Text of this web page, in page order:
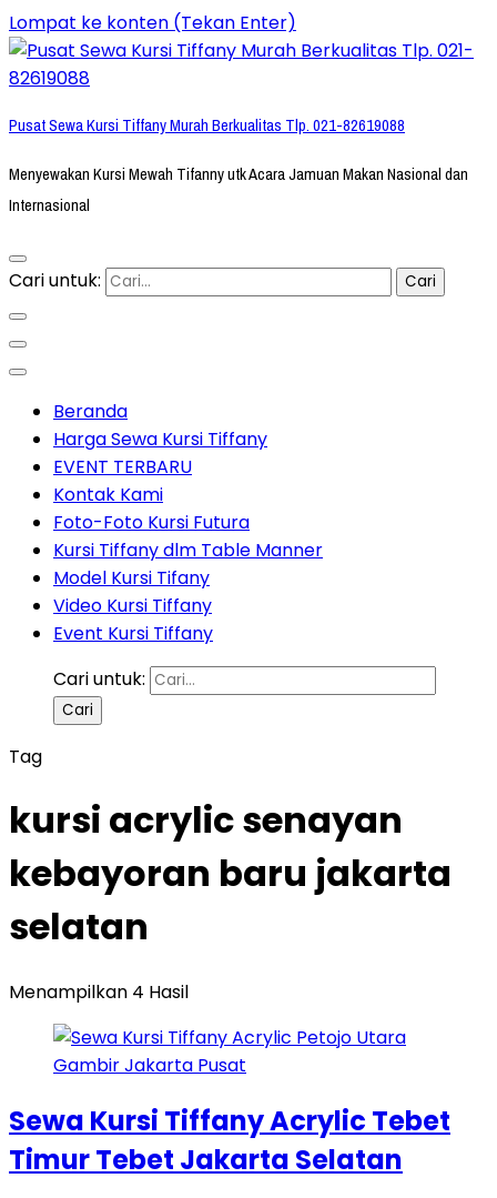
Lompat ke konten (Tekan Enter)
Pusat Sewa Kursi Tiffany Murah Berkualitas Tlp. 021-82619088
Menyewakan Kursi Mewah Tifanny utk Acara Jamuan Makan Nasional dan
Internasional
Cari untuk:
Beranda
Harga Sewa Kursi Tiffany
EVENT TERBARU
Kontak Kami
Foto-Foto Kursi Futura
Kursi Tiffany dlm Table Manner
Model Kursi Tifany
Video Kursi Tiffany
Event Kursi Tiffany
Cari untuk:
Tag
kursi acrylic senayan
kebayoran baru jakarta
selatan
Menampilkan 4 Hasil
Sewa Kursi Tiffany Acrylic Tebet
Timur Tebet Jakarta Selatan